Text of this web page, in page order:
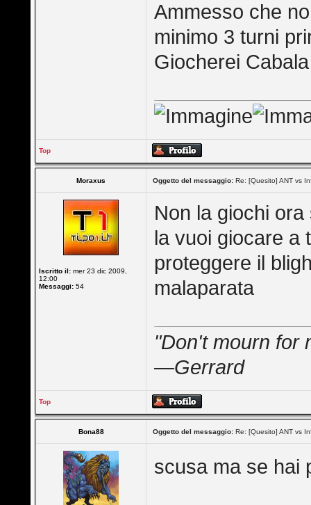
Ammesso che
minimo 3 turni
Giocherei
Top
Moraxus Oggetto del messaggio: Re: [Quesito] ANT vs
Iscritto il: mer 23 dic 2009,
12:00
Messaggi: 54
Non la giochi
la vuoi giocare a
proteggere il
malaparata
"Don't mourn for
—Gerrard
Top
Bona88 Oggetto del messaggio: Re: [Quesito] ANT vs
scusa ma se hai